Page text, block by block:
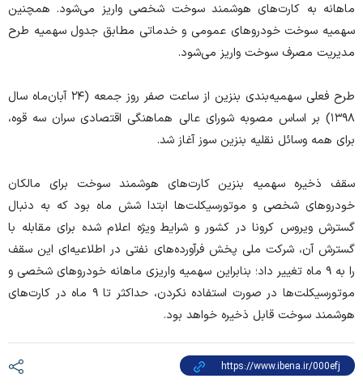
ماهانه به کارت‌های هوشمند سوخت شخصی واریز می‌شود. همچنین
سهمیه سوخت خودرو‌های عمومی و خدماتی مطابق جدول سهمیه طرح
مدیریت مصرف سوخت واریز می‌شود.
طرح فعلی سهمیه‌بندی بنزین از ساعت صفر روز جمعه (۲۴ آبان‌ماه سال
۱۳۹۸) بر اساس مصوبه شورای عالی هماهنگی اقتصادی سران سه قوه،
برای همه وسائل نقلیه بنزین سوز آغاز شد.
سقف ذخیره سهمیه بنزین کارت‌های هوشمند سوخت برای مالکان
خودرو‌های شخصی و موتورسیکلت‌ها ابتدا شش ماه بود که به دنبال
گسترش ویروس کرونا در کشور و شرایط ویژه اعلام شده برای مقابله با
گسترش آن، شرکت ملی پخش فرآورده‌های نفتی در اطلاعیه‌ای این سقف
را به ۹ ماه تغییر داد؛ بنابراین سهمیه واریزی ماهانه خودرو‌های شخصی و
موتورسیکلت‌ها در صورت استفاده نکردن، حداکثر تا ۹ ماه در کارت‌های
هوشمند سوخت قابل ذخیره خواهد بود.